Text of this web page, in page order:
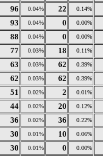
96 0.04% 22 0.14%
93 0.04% 0 0.00%
88 0.04% 0 0.00%
77 0.03% 18 0.11%
63 0.03% 62 0.39%
62 0.03% 62 0.39%
51 0.02% 2 0.01%
44 0.02% 20 0.12%
36 0.02% 36 0.22%
30 0.01% 10 0.06%
30 0.01% 0 0.00%